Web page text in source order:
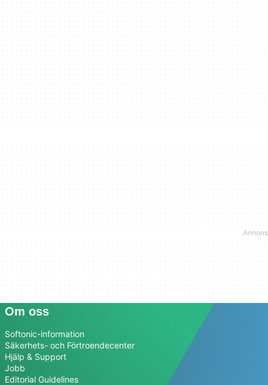
Om oss
Softonic-information
Säkerhets- och Förtroendecenter
Hjälp & Support
Jobb
Editorial Guidelines